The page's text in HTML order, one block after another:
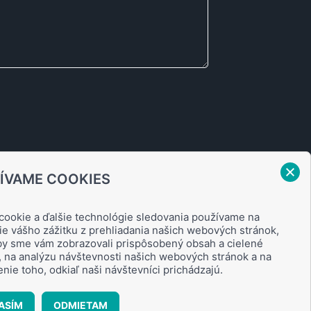
COOKIES
a ďalšie technológie sledovania používame na
vášho zážitku z prehliadania našich webových stránok,
sme vám zobrazovali prispôsobený obsah a cielené
na analýzu návštevnosti našich webových stránok a na
toho, odkiaľ naši návštevníci prichádzajú.
ODMIETAM